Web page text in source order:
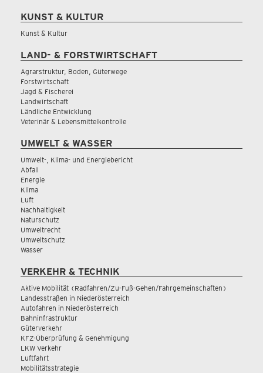
KUNST & KULTUR
Kunst & Kultur
LAND- & FORSTWIRTSCHAFT
Agrarstruktur, Boden, Güterwege
Forstwirtschaft
Jagd & Fischerei
Landwirtschaft
Ländliche Entwicklung
Veterinär & Lebensmittelkontrolle
UMWELT & WASSER
Umwelt-, Klima- und Energiebericht
Abfall
Energie
Klima
Luft
Nachhaltigkeit
Naturschutz
Umweltrecht
Umweltschutz
Wasser
VERKEHR & TECHNIK
Aktive Mobilität (Radfahren/Zu-Fuß-Gehen/Fahrgemeinschaften)
Landesstraßen in Niederösterreich
Autofahren in Niederösterreich
Bahninfrastruktur
Güterverkehr
KFZ-Überprüfung & Genehmigung
LKW Verkehr
Luftfahrt
Mobilitätsstrategie